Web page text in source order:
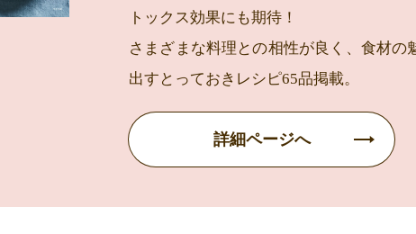
トックス効果にも期待！
さまざまな料理との相性が良く、食材の
出すとっておきレシピ65品掲載。
詳細ページへ